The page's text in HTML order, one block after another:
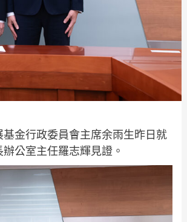
金行政委員會主席余雨生昨日就
公室主任羅志輝見證。